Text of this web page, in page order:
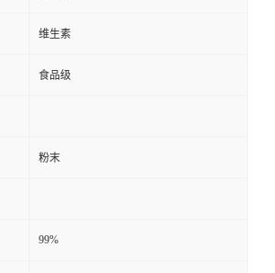
维生素
食品级
粉末
99%